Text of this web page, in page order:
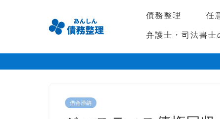
債務整理 任
弁護士・司法書士
借金滞納